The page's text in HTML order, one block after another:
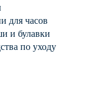
для часов
и булавки
по уходу